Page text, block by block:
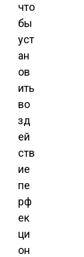
что
бы
уст
ан
ов
ить
во
зд
ей
ств
ие
пе
рф
ек
ци
он